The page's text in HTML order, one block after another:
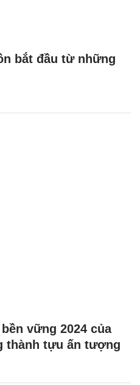
bắt đầu từ những
vững 2024 của
thành tựu ấn tượng